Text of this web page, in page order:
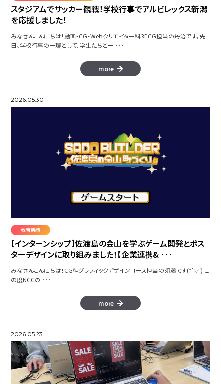
スタジアムでサッカー観戦！学校行事でアルビレックス新潟
を応援しました！
みなさんこんにちは！動画・CG・Webクリエイター科3DCG担当の丹治です。先
日、学校行事の一環として、学生たちと一 ･･･
more
2026.05.30
教育実績
【インターンシップ】佐渡島の金山を学ぶゲーム開発とポス
ターデザインに取り組みました！【企業連携& ･･･
みなさんこんにちは！CG科グラフィックデザインコース担当の須藤です(*'▽') こ
の度NCCの ･･･
more
2026.05.23